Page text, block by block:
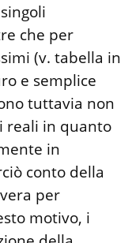
che per
(v. tabella in
e semplice
tuttavia non
reali in quanto
in
conto della
per
motivo, i